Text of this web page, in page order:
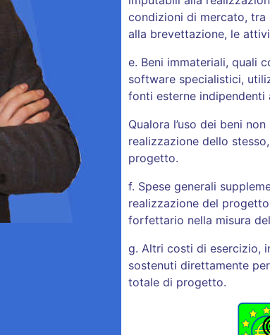
condizioni di mercato, tra
alla brevettazione, le
e. Beni immateriali, quali
software specialistici,
fonti esterne
Qualora l’uso dei beni
realizzazione dello
progetto.
f. Spese generali
realizzazione del
forfettario nella misura
g. Altri costi di esercizio,
sostenuti direttamente
totale di progetto.